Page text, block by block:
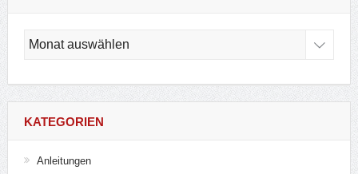
KATEGORIEN
Anleitungen